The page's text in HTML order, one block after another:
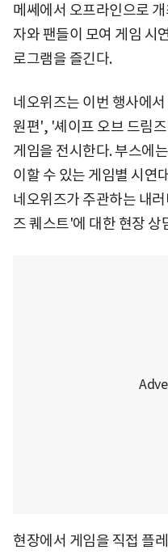
메쎄에서 오프라인으로
자와 팬들이 모여 게임 시
로그램을 즐긴다.
네오위즈는 이번 행사에
원편', '셰이프 오브 드림
게임을 전시한다. 부스에
이할 수 있는 게임별 시연
네오위즈가 주관하는 내
즈 퀘스트'에 대한 현장 상
현장에서 게임을 직접 플